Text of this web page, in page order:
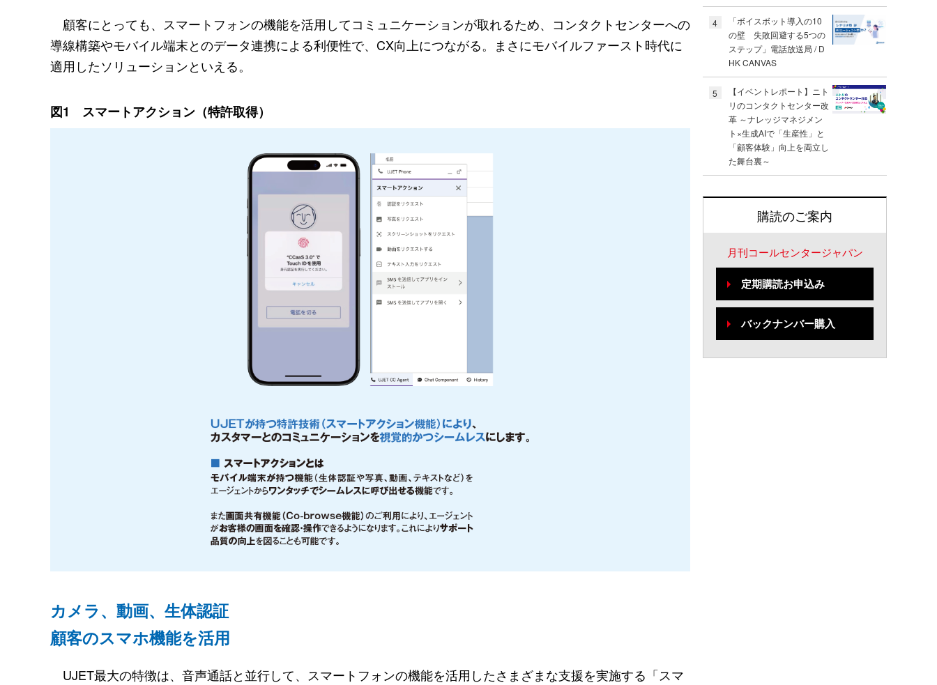
顧客にとっても、スマートフォンの機能を活用してコミュニケーションが取れるため、コンタクトセンターへの
導線構築やモバイル端末とのデータ連携による利便性で、CX向上につながる。まさにモバイルファースト時代に
適用したソリューションといえる。
図1 スマートアクション（特許取得）
カメラ、動画、生体認証
顧客のスマホ機能を活用
UJET最大の特徴は、音声通話と並行して、スマートフォンの機能を活用したさまざまな支援を実施する「スマ
4
「ボイスボット導入の10
の壁 失敗回避する5つの
ステップ」電話放送局 / D
HK CANVAS
5
【イベントレポート】ニト
リのコンタクトセンター改
革 ～ナレッジマネジメン
ト×生成AIで「生産性」と
「顧客体験」向上を両立し
た舞台裏～
購読のご案内
月刊コールセンタージャパン
定期購読お申込み
バックナンバー購入